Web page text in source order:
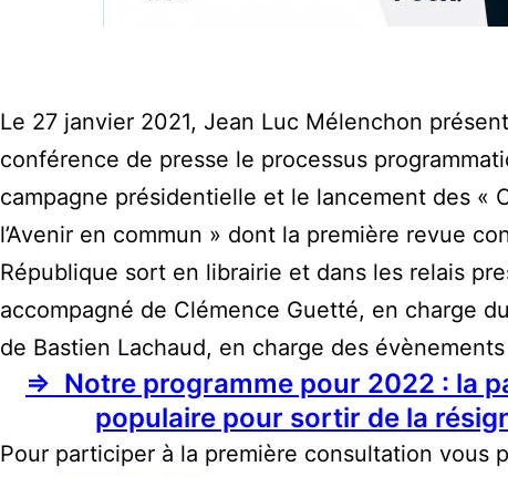
Le 27 janvier 2021, Jean Luc Mélenchon
conférence de presse le processus
campagne présidentielle et le lancement des «
l’Avenir en commun » dont la première revue
République sort en librairie et dans les relais
accompagné de Clémence Guetté, en charge
de Bastien Lachaud, en charge des
⇒ Notre programme pour 2022 : la
populaire pour sortir de la
Pour participer à la première consultation vous